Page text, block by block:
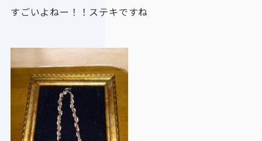
すごいよねー！！ステキですね